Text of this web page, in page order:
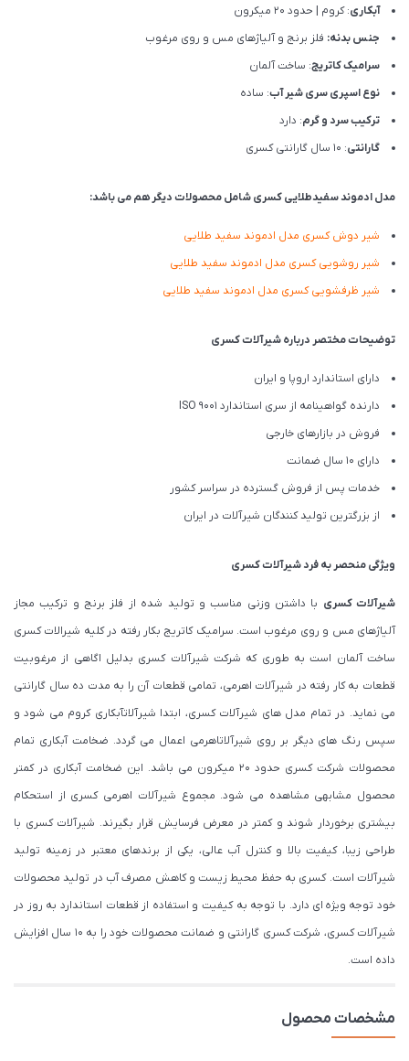
آبکاری: کروم | حدود 20 میکرون
جنس بدنه: فلز برنج و آلیاژهای مس و روی مرغوب
سرامیک کاتریج: ساخت آلمان
نوع اسپری سری شیر آب: ساده
ترکیب سرد و گرم: دارد
گارانتی: 10 سال گارانتی کسری
مدل ادموند سفیدطلایی کسری شامل محصولات دیگر هم می باشد:
شیر دوش کسری مدل ادموند سفید طلایی
شیر روشویی کسری مدل ادموند سفید طلایی
شیر ظرفشویی کسری مدل ادموند سفید طلایی
توضیحات مختصر درباره شیرآلات کسری
دارای استاندارد اروپا و ایران
دارنده گواهینامه از سری استاندارد ISO 9001
فروش در بازارهای خارجی
دارای 10 سال ضمانت
خدمات پس از فروش گسترده در سراسر کشور
از بزرگترین تولید کنندگان شیرآلات در ایران
ویژگی منحصر به فرد شیرآلات کسری
شیرآلات کسری با داشتن وزنی مناسب و تولید شده از فلز برنج و ترکیب مجاز
آلیاژهای مس و روی مرغوب است. سرامیک کاتریج بکار رفته در کلیه شیرالات کسری
ساخت آلمان است به طوری که شرکت شیرآلات کسری بدلیل اگاهی از مرغوبیت
قطعات به کار رفته در شیرآلات اهرمی، تمامی قطعات آن را به مدت ده سال گارانتی
می نماید. در تمام مدل های شیرآلات کسری، ابتدا شیرآلاتآبکاری کروم می شود و
سپس رنگ های دیگر بر روی شیرآلاتاهرمی اعمال می گردد. ضخامت آبکاری تمام
محصولات شرکت کسری حدود ۲۰ میکرون می باشد. این ضخامت آبکاری در کمتر
محصول مشابهی مشاهده می شود. مجموع شیرآلات اهرمی کسری از استحکام
بیشتری برخوردار شوند و کمتر در معرض فرسایش قرار بگیرند. شیرآلات کسری با
طراحی زیبا، کیفیت بالا و کنترل آب عالی، یکی از برندهای معتبر در زمینه تولید
شیرآلات است. کسری به حفظ محیط زیست و کاهش مصرف آب در تولید محصولات
خود توجه ویژه ای دارد. با توجه به کیفیت و استفاده از قطعات استاندارد به روز در
شیرآلات کسری، شرکت کسری گارانتی و ضمانت محصولات خود را به 10 سال افزایش
داده است.
مشخصات محصول